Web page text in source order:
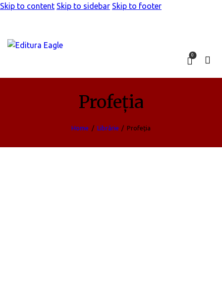
Skip to content Skip to sidebar Skip to footer
0
Profeția
Home Librărie Profeția